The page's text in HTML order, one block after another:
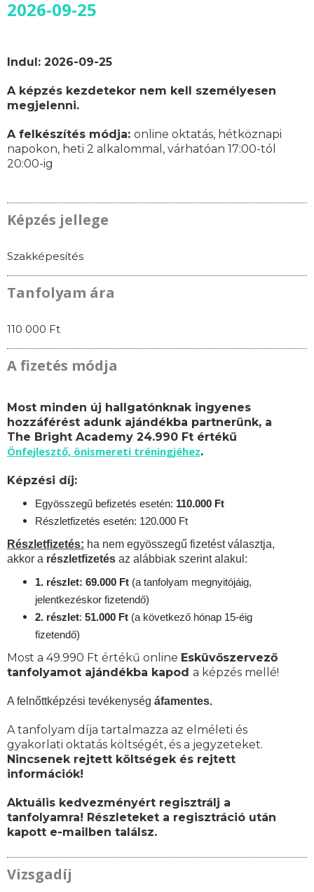
2026-09-25
Indul: 2026-09-25
A képzés kezdetekor nem kell személyesen
megjelenni.
A felkészítés módja: online oktatás, hétköznapi
napokon, heti 2 alkalommal, várhatóan 17:00-tól
20:00-ig
Képzés jellege
Szakképesítés
Tanfolyam ára
110 000 Ft
A fizetés módja
Most minden új hallgatónknak ingyenes
hozzáférést adunk ajándékba partnerünk, a
The Bright Academy 24.990 Ft értékű
Önfejlesztő, önismereti tréningjéhez.
Képzési díj:
Egyösszegű befizetés esetén: 110.000 Ft
Részletfizetés esetén: 120.000 Ft
Részletfizetés: ha nem egyösszegű fizetést választja,
akkor a részletfizetés az alábbiak szerint alakul:
1. részlet: 69.000 Ft (a tanfolyam megnyitójáig,
jelentkezéskor fizetendő)
2. részlet: 51.000 Ft (a következő hónap 15-éig
fizetendő)
Most a 49.990 Ft értékű online Esküvőszervező
tanfolyamot ajándékba kapod a képzés mellé!
A felnőttképzési tevékenység áfamentes.
A tanfolyam díja tartalmazza az elméleti és
gyakorlati oktatás költségét, és a jegyzeteket.
Nincsenek rejtett költségek és rejtett
információk!
Aktuális kedvezményért regisztrálj a
tanfolyamra! Részleteket a regisztráció után
kapott e-mailben találsz.
Vizsgadíj